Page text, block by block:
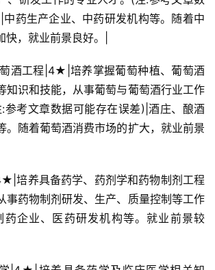
药生产企业、中药研发机构等。随着中
，就业前景良好。|
知识和技能，从事葡萄与葡萄酒行业工作
参考文章数据可能存在误差)|酒庄、酿酒
。随着葡萄酒消费市场的扩大，就业前景
事药物制剂研发、生产、质量控制等工作
药企业、医药研发机构等。就业前景较